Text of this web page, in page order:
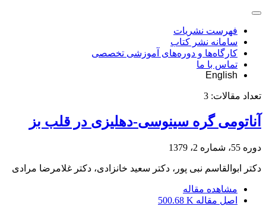
فهرست نشریات
سامانه نشر کتاب
کارگاه‌ها و دوره‌های آموزشی تخصصی
تماس با ما
English
تعداد مقالات: 3
آناتومی گره سینوسی-دهلیزی در قلب بز
دوره 55، شماره 2، 1379
دکتر ابوالقاسم نبی پور، دکتر سعید خانزادی، دکتر غلامرضا مرادی
مشاهده مقاله
اصل مقاله 500.68 K